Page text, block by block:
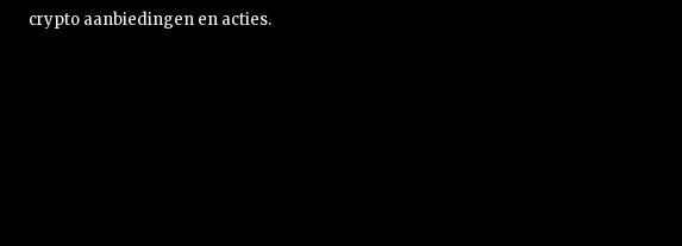
crypto aanbiedingen en acties.